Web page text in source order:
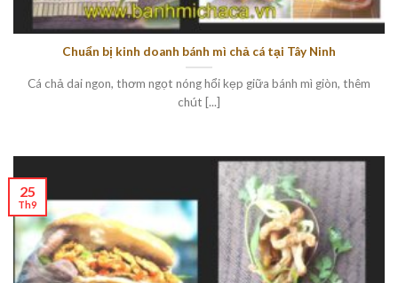
Chuẩn bị kinh doanh bánh mì chả cá tại Tây Ninh
Cá chả dai ngon, thơm ngọt nóng hổi kẹp giữa bánh mì giòn, thêm
chút [...]
25
Th9